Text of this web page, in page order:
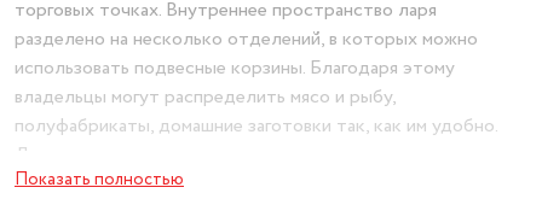
торговых точках. Внутреннее пространство ларя
разделено на несколько отделений, в которых можно
использовать подвесные корзины. Благодаря этому
владельцы могут распределить мясо и рыбу,
полуфабрикаты, домашние заготовки так, как им удобно.
Для регулировки температуры внутри морозильного ларя
предусмотрена несложная механическая система
Показать полностью